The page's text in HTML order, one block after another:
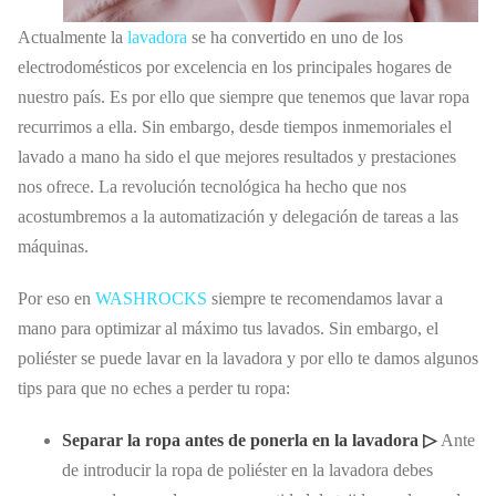
Actualmente la lavadora se ha convertido en uno de los
electrodomésticos por excelencia en los principales hogares de
nuestro país. Es por ello que siempre que tenemos que lavar ropa
recurrimos a ella. Sin embargo, desde tiempos inmemoriales el
lavado a mano ha sido el que mejores resultados y prestaciones
nos ofrece. La revolución tecnológica ha hecho que nos
acostumbremos a la automatización y delegación de tareas a las
máquinas.
Por eso en WASHROCKS siempre te recomendamos lavar a
mano para optimizar al máximo tus lavados. Sin embargo, el
poliéster se puede lavar en la lavadora y por ello te damos algunos
tips para que no eches a perder tu ropa:
Separar la ropa antes de ponerla en la lavadora ▷ Ante
de introducir la ropa de poliéster en la lavadora debes